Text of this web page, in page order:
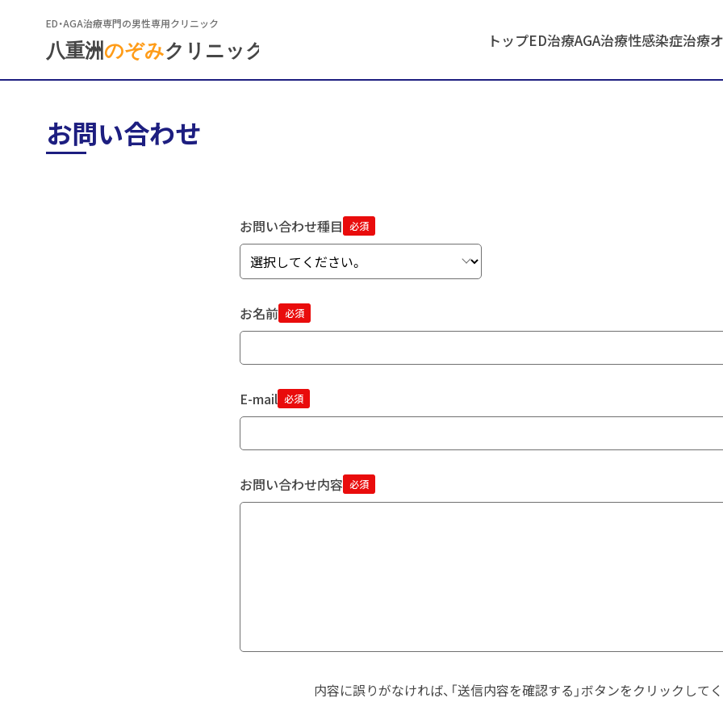
ED・AGA治療専門の男性専用クリニック
トップED治療AGA治療性感染症治療
お問い合わせ
お問い合わせ種目 必須
お名前 必須
E-mail 必須
お問い合わせ内容 必須
内容に誤りがなければ、「送信内容を確認する」ボタンをクリックして